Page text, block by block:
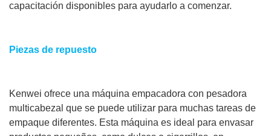
capacitación disponibles para ayudarlo a comenzar.
Piezas de repuesto
Kenwei ofrece una máquina empacadora con pesadora
multicabezal que se puede utilizar para muchas tareas de
empaque diferentes. Esta máquina es ideal para envasar